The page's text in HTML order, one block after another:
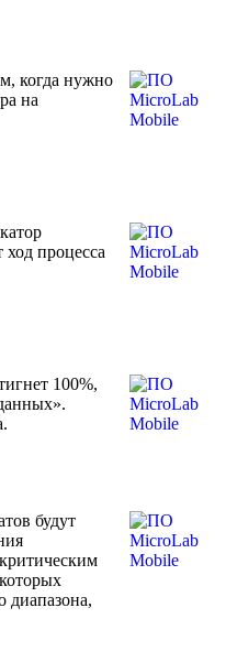
когда нужно
на
процесса
100%,
будут
диапазона,